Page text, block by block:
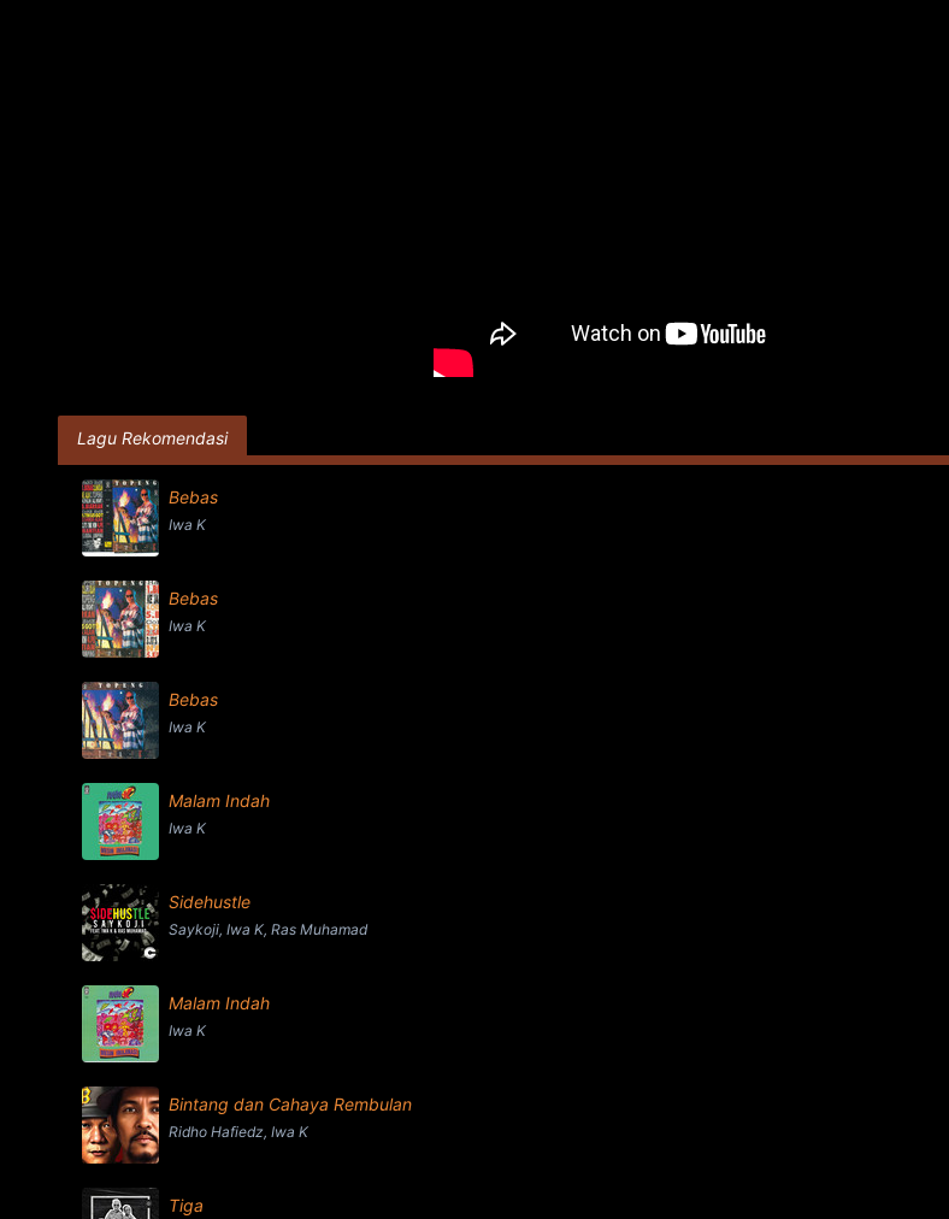
Lagu Rekomendasi
Bebas
Iwa K
Bebas
Iwa K
Bebas
Iwa K
Malam Indah
Iwa K
Sidehustle
Saykoji, Iwa K, Ras Muhamad
Malam Indah
Iwa K
Bintang dan Cahaya Rembulan
Ridho Hafiedz, Iwa K
Tiga